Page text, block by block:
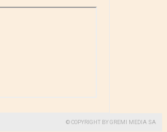
© COPYRIGHT BY GREMI MEDIA SA